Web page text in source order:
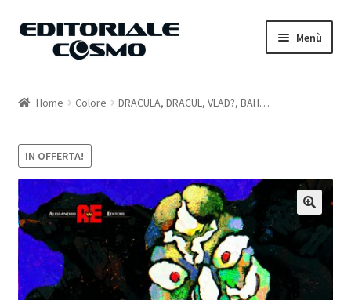
Vai
Vai
Menù
Carrello
Il mio account
Home Colore DRACULA, DRACUL, VLAD?, BAH…
IN OFFERTA!